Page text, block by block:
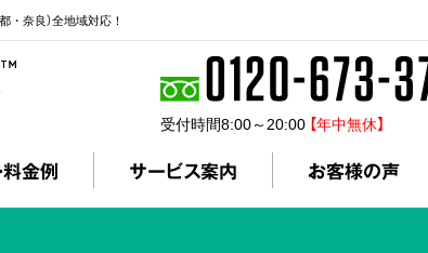
・奈良）全地域対応！
受付時間8:00～20:00 【年中無休】
料金例 サービス案内 お客様の声